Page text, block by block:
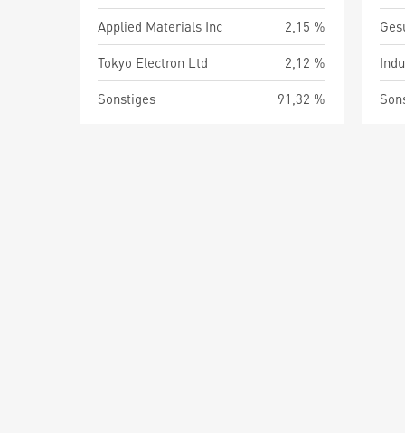
Applied Materials Inc
2,15 %
Tokyo Electron Ltd
2,12 %
Sonstiges
91,32 %